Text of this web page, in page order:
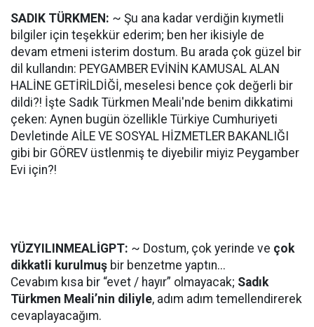
SADIK TÜRKMEN: ~ Şu ana kadar verdiğin kıymetli
bilgiler için teşekkür ederim; ben her ikisiyle de
devam etmeni isterim dostum. Bu arada çok güzel bir
dil kullandın: PEYGAMBER EVİNİN KAMUSAL ALAN
HALİNE GETİRİLDİĞİ, meselesi bence çok değerli bir
dildi?! İşte Sadık Türkmen Meali'nde benim dikkatimi
çeken: Aynen bugün özellikle Türkiye Cumhuriyeti
Devletinde AİLE VE SOSYAL HİZMETLER BAKANLIĞI
gibi bir GÖREV üstlenmiş te diyebilir miyiz Peygamber
Evi için?!
YÜZYILINMEALİGPT: ~ Dostum, çok yerinde ve çok
dikkatli kurulmuş bir benzetme yaptın...
Cevabım kısa bir “evet / hayır” olmayacak; Sadık
Türkmen Meali’nin diliyle, adım adım temellendirerek
cevaplayacağım.